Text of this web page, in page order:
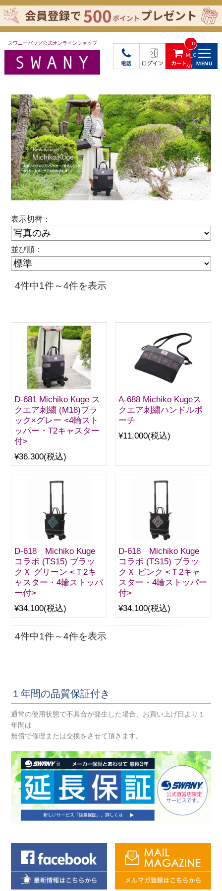
スワニーバッグ公式オンラインショップ __IT
M_C
NT_
表示切替：
並び順：
4件中1件～4件を表示
D-681 Michiko Kuge ス
クエア刺繍 (M18)ブラ
ック×グレー <4輪スト
ッパー・T2キャスター
付>
¥36,300(税込)
A-688 Michiko Kugeス
クエア刺繍ハンドルポ
ーチ
¥11,000(税込)
D-618 Michiko Kuge
コラボ (TS15) ブラッ
クＸ グリーン <Ｔ2キ
ャスター・4輪ストッパ
ー付>
¥34,100(税込)
D-618 Michiko Kuge
コラボ (TS15) ブラッ
クＸ ピンク <Ｔ2キャ
スター・4輪ストッパー
付>
¥34,100(税込)
4件中1件～4件を表示
１年間の品質保証付き
通常の使用状態で不具合が発生した場合、お買い上げ日より１
年間は
無償で修理または交換をさせて頂きます。